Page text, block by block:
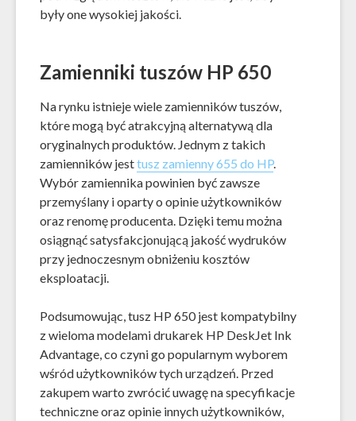
były one wysokiej jakości.
Zamienniki tuszów HP 650
Na rynku istnieje wiele zamienników tuszów,
które mogą być atrakcyjną alternatywą dla
oryginalnych produktów. Jednym z takich
zamienników jesttusz zamienny 655 do HP.
Wybór zamiennika powinien być zawsze
przemyślany i oparty o opinie użytkowników
oraz renomę producenta. Dzięki temu można
osiągnąć satysfakcjonującą jakość wydruków
przy jednoczesnym obniżeniu kosztów
eksploatacji.
Podsumowując, tusz HP 650 jest kompatybilny
z wieloma modelami drukarek HP DeskJet Ink
Advantage, co czyni go popularnym wyborem
wśród użytkowników tych urządzeń. Przed
zakupem warto zwrócić uwagę na specyfikacje
techniczne oraz opinie innych użytkowników,